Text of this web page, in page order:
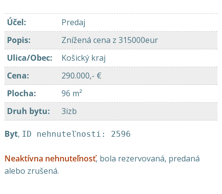
Účel:
Predaj
Popis:
Znížená cena z 315000eur
Ulica/Obec:
Košický kraj
Cena:
290.000,- €
Plocha:
96 m²
Druh bytu: 3izb
Byt, ID nehnuteľnosti: 2596
Neaktívna nehnuteľnosť, bola rezervovaná, predaná
alebo zrušená.